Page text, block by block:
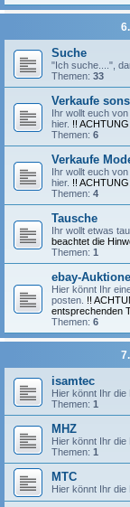
Suche
"Ich suche....",
Themen: 33
Verkaufe
Ihr wollt euch
hier. !!
Themen: 6
Verkaufe
Ihr wollt euch
hier. !!
Themen: 4
Tausche
Ihr wollt etwas
beachtet die
Themen: 1
ebay-
Hier könnt Ihr
posten. !!
entsprechenden
Themen: 6
isamtec
Hier könnt Ihr die
Themen: 1
MHZ
Hier könnt Ihr die
Themen: 1
MTC
Hier könnt Ihr die